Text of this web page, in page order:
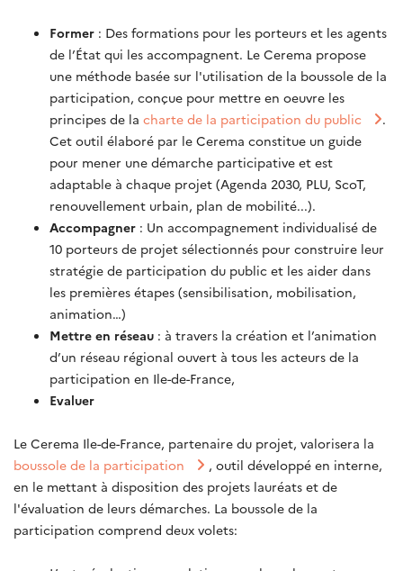
Former : Des formations pour les porteurs et les agents
de l’État qui les accompagnent. Le Cerema propose
une méthode basée sur l'utilisation de la boussole de la
participation, conçue pour mettre en oeuvre les
principes de la charte de la participation du public
.
Cet outil élaboré par le Cerema constitue un guide
pour mener une démarche participative et est
adaptable à chaque projet (Agenda 2030, PLU, ScoT,
renouvellement urbain, plan de mobilité...).
Accompagner : Un accompagnement individualisé de
10 porteurs de projet sélectionnés pour construire leur
stratégie de participation du public et les aider dans
les premières étapes (sensibilisation, mobilisation,
animation…)
Mettre en réseau : à travers la création et l’animation
d’un réseau régional ouvert à tous les acteurs de la
participation en Ile-de-France,
Evaluer
Le Cerema Ile-de-France, partenaire du projet, valorisera la
boussole de la participation
, outil développé en interne,
en le mettant à disposition des projets lauréats et de
l'évaluation de leurs démarches. La boussole de la
participation comprend deux volets: